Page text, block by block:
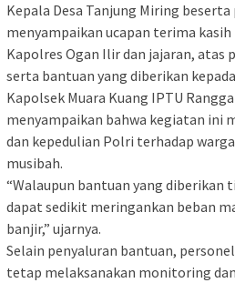
‎Kepala Desa Tanjung Miring
menyampaikan ucapan terima kasih
Kapolres Ogan Ilir dan jajaran, atas
serta bantuan yang diberikan
‎Kapolsek Muara Kuang IPTU Rangga
menyampaikan bahwa kegiatan ini
dan kepedulian Polri terhadap
musibah.
‎“Walaupun bantuan yang diberikan
dapat sedikit meringankan beban
banjir,” ujarnya.
‎Selain penyaluran bantuan,
tetap melaksanakan monitoring